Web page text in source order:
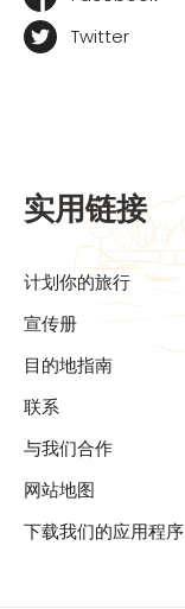
Twitter
实用链接
计划你的旅行
宣传册
目的地指南
联系
与我们合作
网站地图
下载我们的应用程序